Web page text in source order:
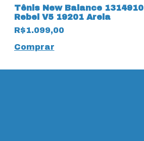
Tênis New Balance 1314910
Rebel V5 19201 Areia
R$1.099,00
Comprar